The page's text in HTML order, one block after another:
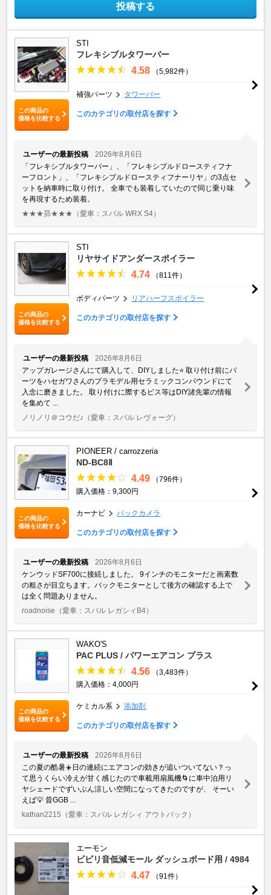
投稿する
この商品の
価格を比較する
STI
フレキシブルタワーバー
4.58 （5,982件）
補強パーツ タワーバー
このカテゴリの取付店を探す
ユーザーの最新投稿
2026年8月6日
「フレキシブルタワーバー」、「フレキシブルドロースティフナ
ーフロント」、「フレキシブルドロースティフナーリヤ」の3点セ
ットを納車時に取り付け。 全車でも装着していたので同じ乗り味
を再現するため装着。
★★★昴★★★ （愛車：スバル WRX S4）
この商品の
価格を比較する
STI
リヤサイドアンダースポイラー
4.74 （811件）
ボディパーツ リアハーフスポイラー
このカテゴリの取付店を探す
ユーザーの最新投稿
2026年8月6日
アップガレージさんにて購入して、DIYしました⭐️ 取り付け前にパ
ーツをハセガワさんのプラモデル用セラミックコンパウンドにて
入念に磨きました。 取り付けに際するビス等はDIY諸先輩の情報
を集めて ...
ノリノリ＠コウだ♪ （愛車：スバル レヴォーグ）
この商品の
価格を比較する
PIONEER / carrozzeria
ND-BC8Ⅱ
4.49
（796件）
購入価格：9,300円
カーナビ バックカメラ
このカテゴリの取付店を探す
ユーザーの最新投稿
2026年8月6日
ケンウッドSF700に接続しました。 9インチのモニターだと画素数
の粗さが目立ちます。バックモニターとして後方の確認する上で
は全く問題ありません。
roadnoise （愛車：スバル レガシィB4）
この商品の
価格を比較する
WAKO'S
PAC PLUS / パワーエアコン プラス
4.56
（3,483件）
購入価格：4,000円
ケミカル系 添加剤
このカテゴリの取付店を探す
ユーザーの最新投稿
2026年8月6日
この夏の酷暑☀️日の連続にエアコンの効きが追いついてない？っ
て思うくらい冷えが甘く感じたので車載用扇風機🌀に車中泊用リ
ヤシェードでずいぶん涼しい空間になってきたのですが、 そーい
えば💡 昔GGB ...
kathan2215 （愛車：スバル レガシィ アウトバック）
エーモン
ビビリ音低減モール ダッシュボード用 / 4984
4.47 （91件）